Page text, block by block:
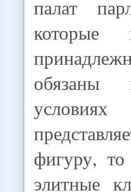
палат
которые
обязаны
фигуру, то
элитные